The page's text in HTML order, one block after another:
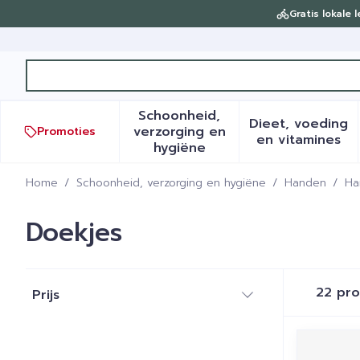
Gratis lokale
Promoties
Schoonheid,
verzorging en
hygiëneToon submenu voor
Dieet, voeding
en vitamines
Toon
Home / Schoonheid, verzorging en hygiëne / Handen /
Doekjes
Prijs
22